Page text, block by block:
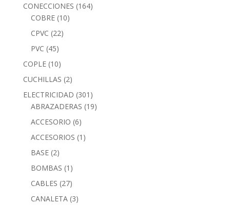
CONECCIONES (164)
COBRE (10)
CPVC (22)
PVC (45)
COPLE (10)
CUCHILLAS (2)
ELECTRICIDAD (301)
ABRAZADERAS (19)
ACCESORIO (6)
ACCESORIOS (1)
BASE (2)
BOMBAS (1)
CABLES (27)
CANALETA (3)